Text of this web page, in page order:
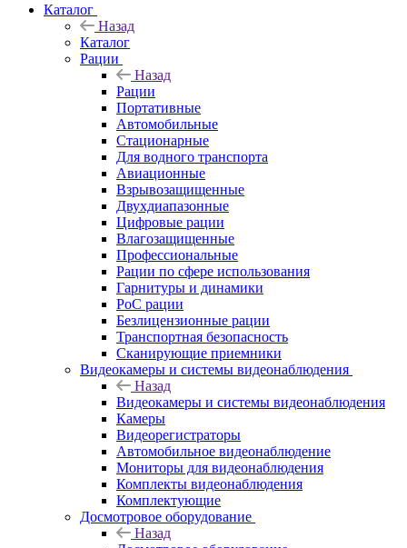
Каталог
Назад
Каталог
Рации
Назад
Рации
Портативные
Автомобильные
Стационарные
Для водного транспорта
Авиационные
Взрывозащищенные
Двухдиапазонные
Цифровые рации
Влагозащищенные
Профессиональные
Рации по сфере использования
Гарнитуры и динамики
PoC рации
Безлицензионные рации
Транспортная безопасность
Сканирующие приемники
Видеокамеры и системы видеонаблюдения
Назад
Видеокамеры и системы видеонаблюдения
Камеры
Видеорегистраторы
Автомобильное видеонаблюдение
Мониторы для видеонаблюдения
Комплекты видеонаблюдения
Комплектующие
Досмотровое оборудование
Назад